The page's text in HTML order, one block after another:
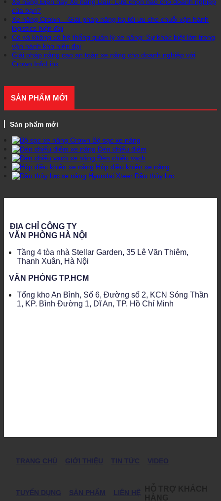
của bạn?
Xe nâng Crown – Giải pháp nâng hạ tối ưu cho chuỗi vận hành
logistics hiện đại
Có và không có hệ thống quản lý xe nâng: Sự khác biệt lớn trong
vận hành kho hiện đại
Giải pháp nâng cao an toàn xe nâng cho doanh nghiệp với
Crown InfoLink
SẢN PHẨM MỚI
Sản phẩm mới
Bộ sạc xe nâng
Đèn chiếu điểm
Đèn chiếu vạch
Hộp điều khiển xe nâng
Dầu thủy lực
ĐỊA CHỈ CÔNG TY
VĂN PHÒNG HÀ NỘI
Tầng 4 tòa nhà Stellar Garden, 35 Lê Văn Thiêm,
Thanh Xuân, Hà Nội
VĂN PHÒNG TP.HCM
Tổng kho An Bình, Số 6, Đường số 2, KCN Sóng Thần
1, KP. Bình Đường 1, Dĩ An, TP. Hồ Chí Minh
TRANG CHỦ GIỚI THIỆU TIN TỨC VIDEO
TUYỂN DỤNG SẢN PHẨM LIÊN HỆ